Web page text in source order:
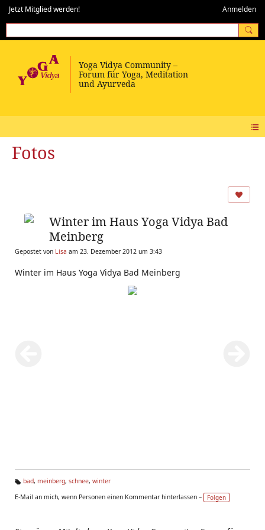
Jetzt Mitglied werden! Anmelden
Fotos
Winter im Haus Yoga Vidya Bad
Meinberg
Gepostet von Lisa am 23. Dezember 2012 um 3:43
Winter im Haus Yoga Vidya Bad Meinberg
g
bad, meinberg, schnee, winter
E-Mail an mich, wenn Personen einen Kommentar hinterlassen –
Folgen